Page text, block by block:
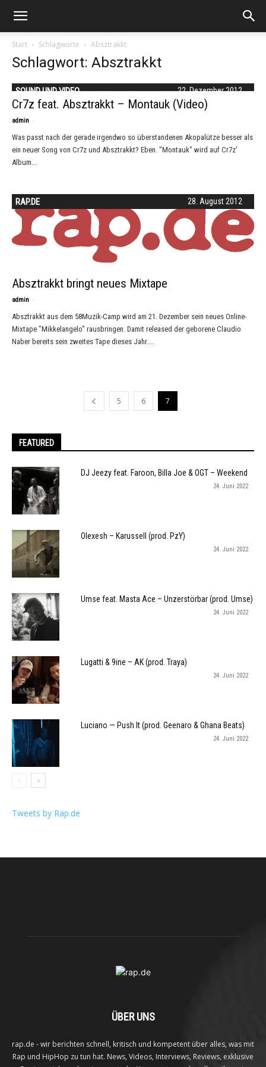
Start Schlagworte Absztrakkt
Schlagwort: Absztrakkt
22. Dezember 2012
SOUND UND VIDEO
Cr7z feat. Absztrakkt – Montauk (Video)
admin -
Was passt nach der gerade irgendwo so überstandenen Akopalütze besser als
ein neuer Song von Cr7z und Absztrakkt? Eben. "Montauk" wird auf Cr7z'
Album...
28. August 2012
RAP.DE
Absztrakkt bringt neues Mixtape
admin -
Absztrakkt aus dem 58Muzik-Camp wird am 21. Dezember sein neues Online-
Mixtape "Mikkelangelo" rausbringen. Damit released der geborene Claudio
Naber bereits sein zweites Tape dieses Jahr....
5 6 7
FEATURED
DJ Jeezy feat. Faroon, Billa Joe & OGT – Weekend
24. Juni 2022
Olexesh – Karussell (prod. PzY)
24. Juni 2022
Umse feat. Masta Ace – Unzerstörbar (prod. Umse)
24. Juni 2022
Lugatti & 9ine – AK (prod. Traya)
24. Juni 2022
Luciano — Push It (prod. Geenaro & Ghana Beats)
24. Juni 2022
Tweets by Rap.de
ÜBER UNS
rap.de - wir berichten schnell, kritisch und kompetent über alles, was mit
Rap und HipHop zu tun hat. News, Videos, Interviews, Reviews, exklusive